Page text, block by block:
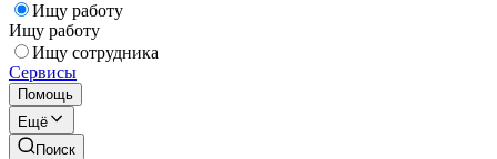
Ищу работу
Ищу работу
Ищу сотрудника
Сервисы
Помощь
Ещё
Поиск